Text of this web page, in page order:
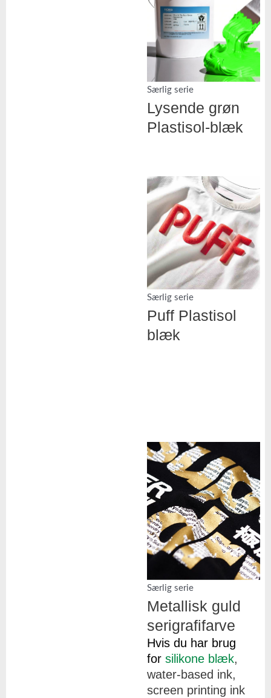
Særlig serie
Lysende grøn
Plastisol-blæk
Særlig serie
Puff Plastisol
blæk
Særlig serie
Metallisk guld
serigrafifarve
Hvis du har brug
for silikone blæk,
water-based ink,
screen printing ink